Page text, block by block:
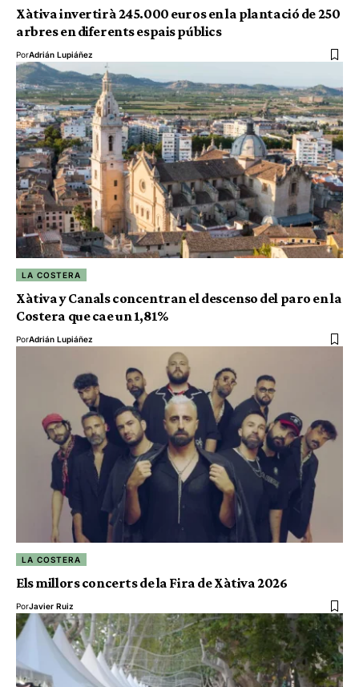
Xàtiva invertirà 245.000 euros en la plantació de 250
arbres en diferents espais públics
PorAdrián Lupiáñez
LA COSTERA
Xàtiva y Canals concentran el descenso del paro en la
Costera que cae un 1,81%
PorAdrián Lupiáñez
LA COSTERA
Els millors concerts de la Fira de Xàtiva 2026
PorJavier Ruiz